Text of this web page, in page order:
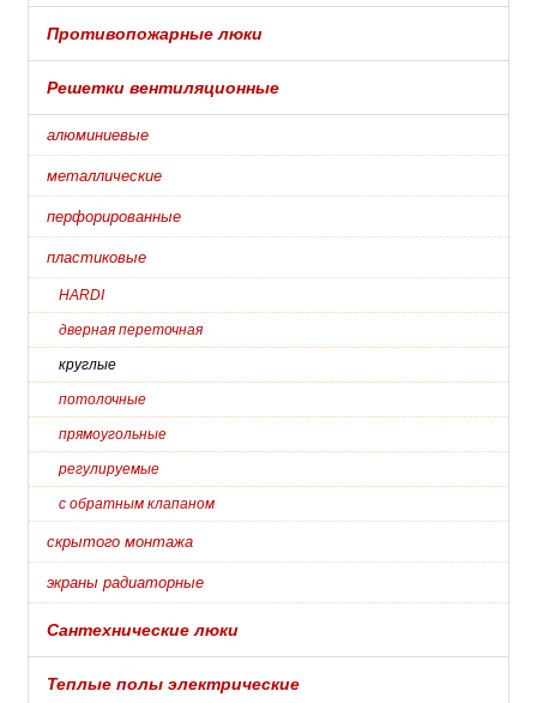
Противопожарные люки
Решетки вентиляционные
алюминиевые
металлические
перфорированные
пластиковые
HARDI
дверная переточная
круглые
потолочные
прямоугольные
регулируемые
с обратным клапаном
скрытого монтажа
экраны радиаторные
Сантехнические люки
Теплые полы электрические